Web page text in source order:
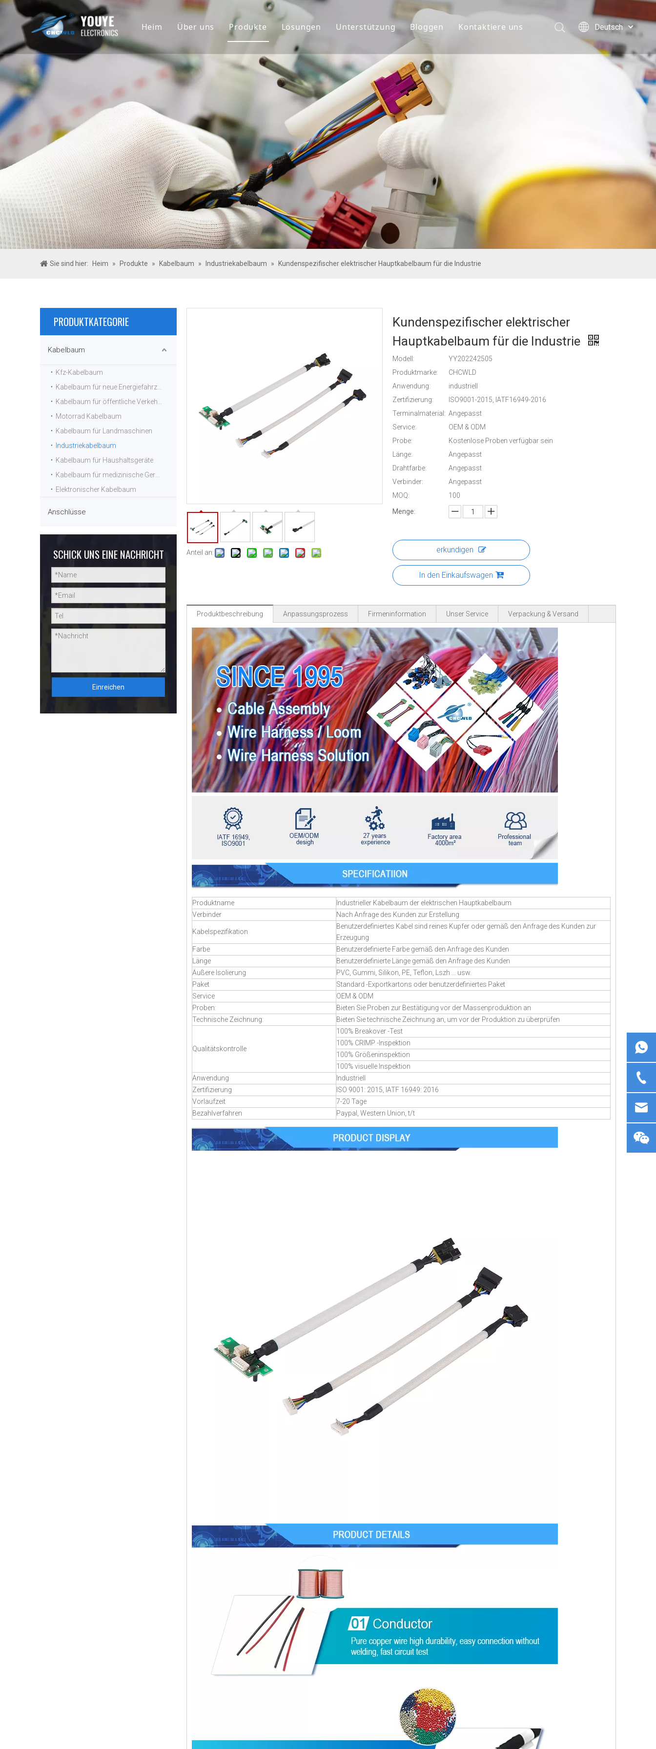
Heim Über uns
Geschichte&Teams
Produkte
Anschlüsse
Lösungen Unterstützung
Benutzerdefiniert
Globaler Markt
FAQ&Download
Bloggen Kontaktiere uns
Deutsch
English
简体中文
العربية
한국어
Türk dili
Sie sind hier: Heim » Produkte » Kabelbaum » Industriekabelbaum » Kundenspezifischer elektrischer Hauptkabelbaum für die Industrie
PRODUKTKATEGORIE
Kabelbaum
Kfz-Kabelbaum
Motorrad Kabelbaum
Kabelbaum für Landmaschinen
Industriekabelbaum
Kabelbaum für Haushaltsgeräte
Elektronischer Kabelbaum
Anschlüsse
SCHICK UNS EINE NACHRICHT
Einreichen
Anteil an:
Kundenspezifischer elektrischer
Hauptkabelbaum für die Industrie
Modell:
YY202242505
Produktmarke:
CHCWLD
Anwendung:
industriell
Zertifizierung:
ISO9001-2015, IATF16949-2016
Terminalmaterial: Angepasst
Service:
OEM & ODM
Probe:
Kostenlose Proben verfügbar sein
Länge:
Angepasst
Drahtfarbe:
Angepasst
Verbinder:
Angepasst
MOQ:
100
Menge:
erkundigen
In den Einkaufswagen
Produktbeschreibung Anpassungsprozess Firmeninformation Unser Service Verpackung & Versand
Produktname
Industrieller Kabelbaum der elektrischen Hauptkabelbaum
Verbinder
Nach Anfrage des Kunden zur Erstellung
Kabelspezifikation
Benutzerdefiniertes Kabel sind reines Kupfer oder gemäß den Anfrage des Kunden zur
Erzeugung
Farbe
Benutzerdefinierte Farbe gemäß den Anfrage des Kunden
Länge
Benutzerdefinierte Länge gemäß den Anfrage des Kunden
Äußere Isolierung
PVC, Gummi, Silikon, PE, Teflon, Lszh ... usw.
Paket
Standard -Exportkartons oder benutzerdefiniertes Paket
Service
OEM & ODM
Proben:
Bieten Sie Proben zur Bestätigung vor der Massenproduktion an
Technische Zeichnung:
Bieten Sie technische Zeichnung an, um vor der Produktion zu überprüfen
Qualitätskontrolle
100% Breakover -Test
100% CRIMP -Inspektion
100% Größeninspektion
100% visuelle Inspektion
Anwendung
Industriell
Zertifizierung
ISO 9001: 2015, IATF 16949: 2016
Vorlaufzeit
7-20 Tage
Bezahlverfahren
Paypal, Western Union, t/t